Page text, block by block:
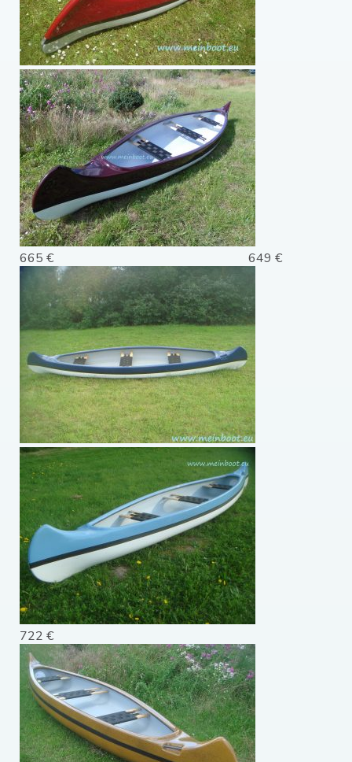
665 € 649 €
722 €